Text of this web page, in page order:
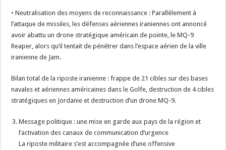
• Neutralisation des moyens de reconnaissance : Parallèlement à
l’attaque de missiles, les défenses aériennes iraniennes ont annoncé
avoir abattu un drone stratégique américain de pointe, le MQ-9
Reaper, alors qu’il tentait de pénétrer dans l’espace aérien de la ville
iranienne de Jam.
Bilan total de la riposte iranienne : frappe de 21 cibles sur des bases
navales et aériennes américaines dans le Golfe, destruction de 4 cibles
stratégiques en Jordanie et destruction d’un drone MQ-9.
Message politique : une mise en garde aux pays de la région et
l’activation des canaux de communication d’urgence
La riposte militaire s’est accompagnée d’une offensive